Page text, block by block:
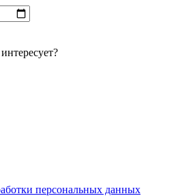
персональных данных